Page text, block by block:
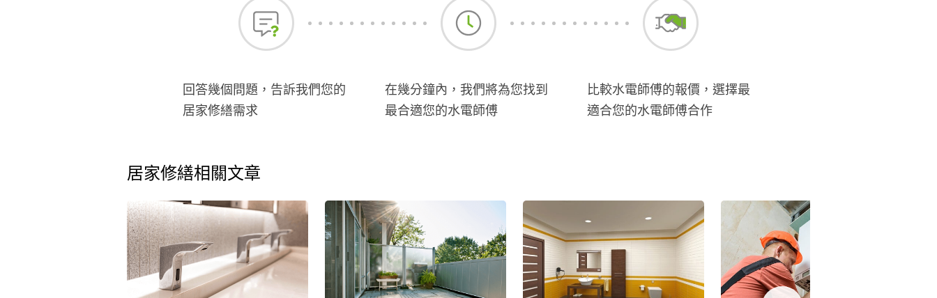
回答幾個問題，告訴我們您的
居家修繕需求
在幾分鐘內，我們將為您找到
最合適您的水電師傅
比較水電師傅的報價，選擇最
適合您的水電師傅合作
居家修繕相關文章